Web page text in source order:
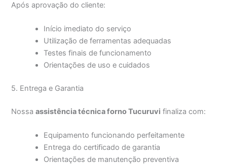
Após aprovação do cliente:
Início imediato do serviço
Utilização de ferramentas adequadas
Testes finais de funcionamento
Orientações de uso e cuidados
5. Entrega e Garantia
Nossaassistência técnica forno Tucuruvi finaliza com:
Equipamento funcionando perfeitamente
Entrega do certificado de garantia
Orientações de manutenção preventiva